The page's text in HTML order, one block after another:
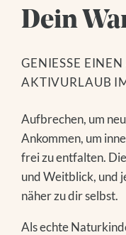
GENIESSE EINEN
KTIVURLAUB IM
Dein
Aufbrechen, um
Ankommen, um
frei zu entfalten.
und Weitblick, und
näher zu dir selbst.
Als echte